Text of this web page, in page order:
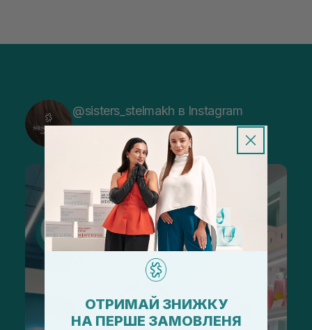
@sisters_stelmakh в Instagram
Підписатися
ОТРИМАЙ ЗНИЖКУ
НА ПЕРШЕ ЗАМОВЛЕНЯ